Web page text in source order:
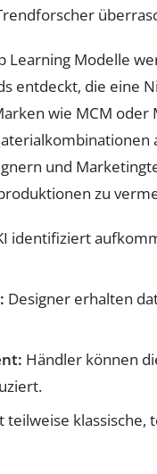
Learning Modelle
entdeckt, die eine
wie MCM oder
und
zu
identifiziert
Designer erhalten
Händler können
teilweise